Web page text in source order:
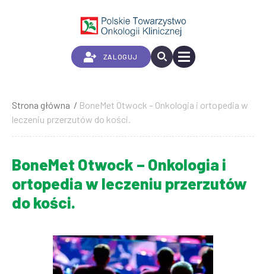
ZALOGUJ
Ścieżka
nawigacyjna
Strona główna
BoneMet Otwock – Onkologia i ortopedia w
leczeniu przerzutów do kości.
BoneMet Otwock – Onkologia i
ortopedia w leczeniu przerzutów
do kości.